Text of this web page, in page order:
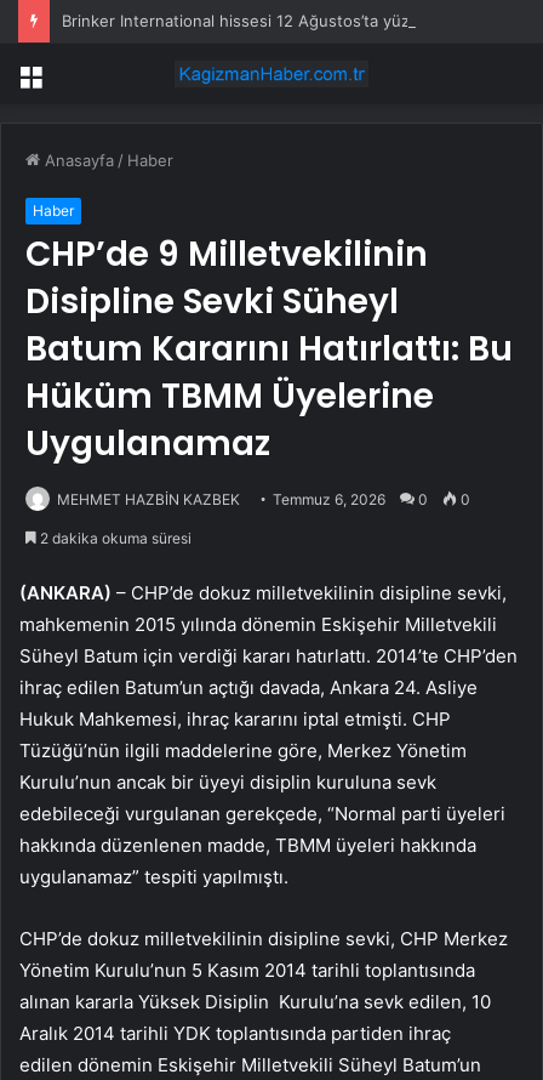
Menü
Anasayfa / Haber
Haber
CHP’de 9 Milletvekilinin
Disipline Sevki Süheyl
Batum Kararını Hatırlattı: Bu
Hüküm TBMM Üyelerine
Uygulanamaz
MEHMET HAZBİN KAZBEK Temmuz 6, 2026 0 0
2 dakika okuma süresi
(ANKARA) – CHP’de dokuz milletvekilinin disipline sevki,
mahkemenin 2015 yılında dönemin Eskişehir Milletvekili
Süheyl Batum için verdiği kararı hatırlattı. 2014’te CHP’den
ihraç edilen Batum’un açtığı davada, Ankara 24. Asliye
Hukuk Mahkemesi, ihraç kararını iptal etmişti. CHP
Tüzüğü’nün ilgili maddelerine göre, Merkez Yönetim
Kurulu’nun ancak bir üyeyi disiplin kuruluna sevk
edebileceği vurgulanan gerekçede, “Normal parti üyeleri
hakkında düzenlenen madde, TBMM üyeleri hakkında
uygulanamaz” tespiti yapılmıştı.
CHP’de dokuz milletvekilinin disipline sevki, CHP Merkez
Yönetim Kurulu’nun 5 Kasım 2014 tarihli toplantısında
alınan kararla Yüksek Disiplin Kurulu’na sevk edilen, 10
Aralık 2014 tarihli YDK toplantısında partiden ihraç
edilen dönemin Eskişehir Milletvekili Süheyl Batum’un